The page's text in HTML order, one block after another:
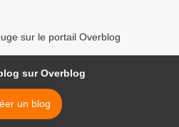
sur le portail Overblog
sur Overblog
un blog